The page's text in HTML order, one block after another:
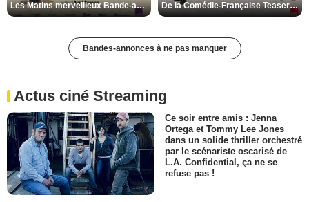
Les Matins merveilleux Bande-annonce VF De la Comédie-Française Teaser VF
Bandes-annonces à ne pas manquer
Actus ciné Streaming
Ce soir entre amis : Jenna
Ortega et Tommy Lee Jones
dans un solide thriller orchestré
par le scénariste oscarisé de
L.A. Confidential, ça ne se
refuse pas !